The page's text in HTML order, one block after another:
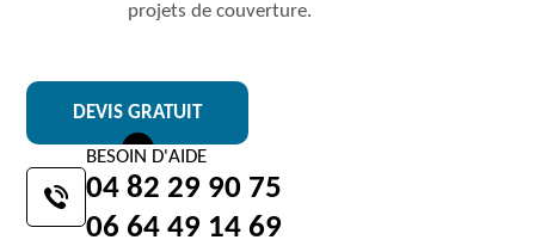
projets de couverture.
DEVIS GRATUIT
BESOIN D'AIDE
04 82 29 90 75
06 64 49 14 69